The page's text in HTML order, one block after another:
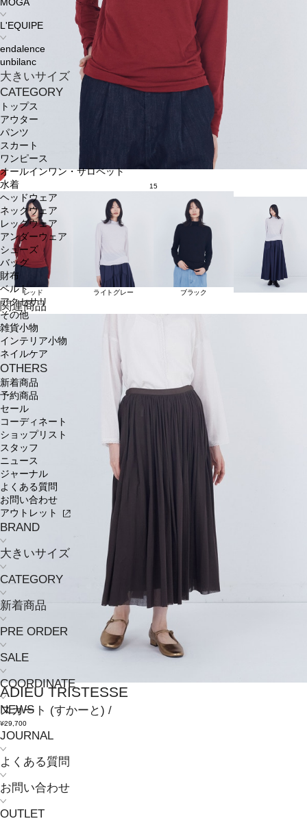
MOGA
L'EQUIPE
endalence
unbilanc
大きいサイズ
CATEGORY
トップス
アウター
パンツ
スカート
ワンピース
オールインワン・サロペット
水着
ヘッドウェア
ネックウェア
レッグウェア
アンダーウェア
シューズ
バッグ
財布
ベルト
アクセサリ
その他
雑貨小物
インテリア小物
ネイルケア
OTHERS
新着商品
予約商品
セール
コーディネート
ショップリスト
スタッフ
ニュース
ジャーナル
よくある質問
お問い合わせ
アウトレット
BRAND
大きいサイズ
CATEGORY
新着商品
PRE ORDER
SALE
COORDINATE
NEWS
JOURNAL
よくある質問
お問い合わせ
OUTLET
15
レッド ライトグレー ブラック
関連商品
ADIEU TRISTESSE
スカート (すかーと) /
¥29,700